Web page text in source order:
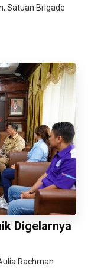
Satuan Brigade
Digelarnya
Rachman